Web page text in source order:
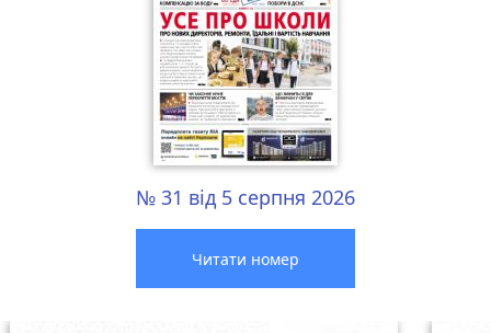
№ 31 від 5 серпня 2026
Читати номер